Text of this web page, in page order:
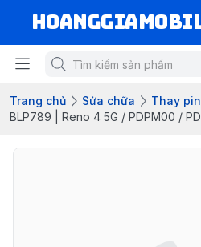
Trang chủ Sửa chữa Thay pin
BLP789 | Reno 4 5G / PDPM00 /